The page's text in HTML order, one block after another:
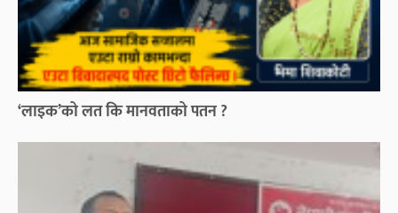
‘लाइक’को लत कि मानवताको पतन ?